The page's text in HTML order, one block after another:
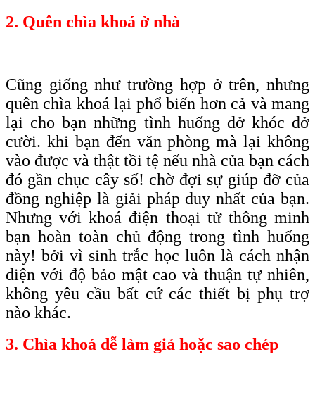
2. Quên chìa khoá ở nhà
Cũng giống như trường hợp ở trên, nhưng
quên chìa khoá lại phổ biến hơn cả và mang
lại cho bạn những tình huống dở khóc dở
cười. khi bạn đến văn phòng mà lại không
vào được và thật tồi tệ nếu nhà của bạn cách
đó gần chục cây số! chờ đợi sự giúp đỡ của
đồng nghiệp là giải pháp duy nhất của bạn.
Nhưng với khoá điện thoại tử thông minh
bạn hoàn toàn chủ động trong tình huống
này! bởi vì sinh trắc học luôn là cách nhận
diện với độ bảo mật cao và thuận tự nhiên,
không yêu cầu bất cứ các thiết bị phụ trợ
nào khác.
3. Chìa khoá dễ làm giả hoặc sao chép